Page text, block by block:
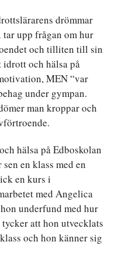
drömmar
tar upp frågan om hur
och tilliten till sin
och hälsa på
MEN “var
under gympan.
man kroppar och
hälsa på Edboskolan
en klass med en
en kurs i
med Angelica
underfund med hur
att hon utvecklats
och hon känner sig